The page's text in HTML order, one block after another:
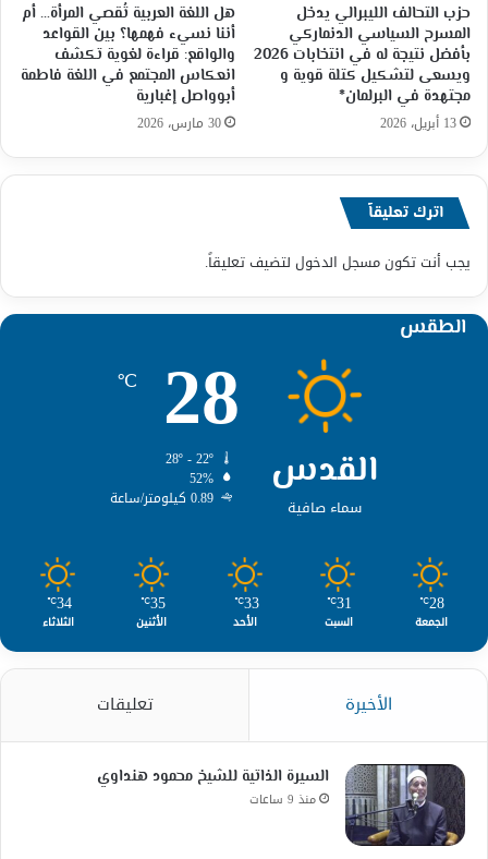
حزب التحالف الليبرالي يدخل
المسرح السياسي الدنماركي
بأفضل نتيجة له في انتخابات 2026
ويسعى لتشكيل كتلة قوية و
مجتهدة في البرلمان*
13 أبريل، 2026
هل اللغة العربية تُقصي المرأة… أم
أننا نسيء فهمها؟ بين القواعد
والواقع: قراءة لغوية تكشف
انعكاس المجتمع في اللغة فاطمة
أبوواصل إغبارية
30 مارس، 2026
اترك تعليقاً
يجب أنت تكونمسجل الدخول لتضيف تعليقاً.
الطقس
القدس
سماء صافية
28
℃
52%
0.89 كيلومتر/ساعة
28
℃
الجمعة
31
℃
السبت
33
℃
الأحد
35
℃
الأثنين
34
℃
الثلاثاء
الأخيرة تعليقات
السيرة الذاتية للشيخ محمود هنداوي
منذ 9 ساعات